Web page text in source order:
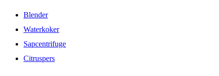
Blender
Waterkoker
Sapcentrifuge
Citruspers